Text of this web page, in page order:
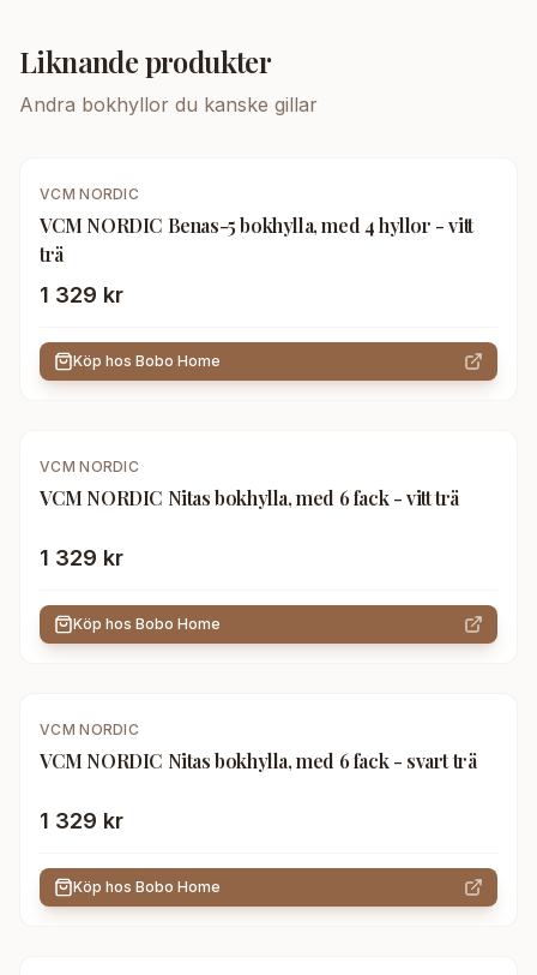
Liknande produkter
Andra bokhyllor du kanske gillar
VCM NORDIC
VCM NORDIC Benas-5 bokhylla, med 4 hyllor - vitt
trä
1 329 kr
Köp hos Bobo Home
VCM NORDIC
VCM NORDIC Nitas bokhylla, med 6 fack - vitt trä
1 329 kr
Köp hos Bobo Home
VCM NORDIC
VCM NORDIC Nitas bokhylla, med 6 fack - svart trä
1 329 kr
Köp hos Bobo Home